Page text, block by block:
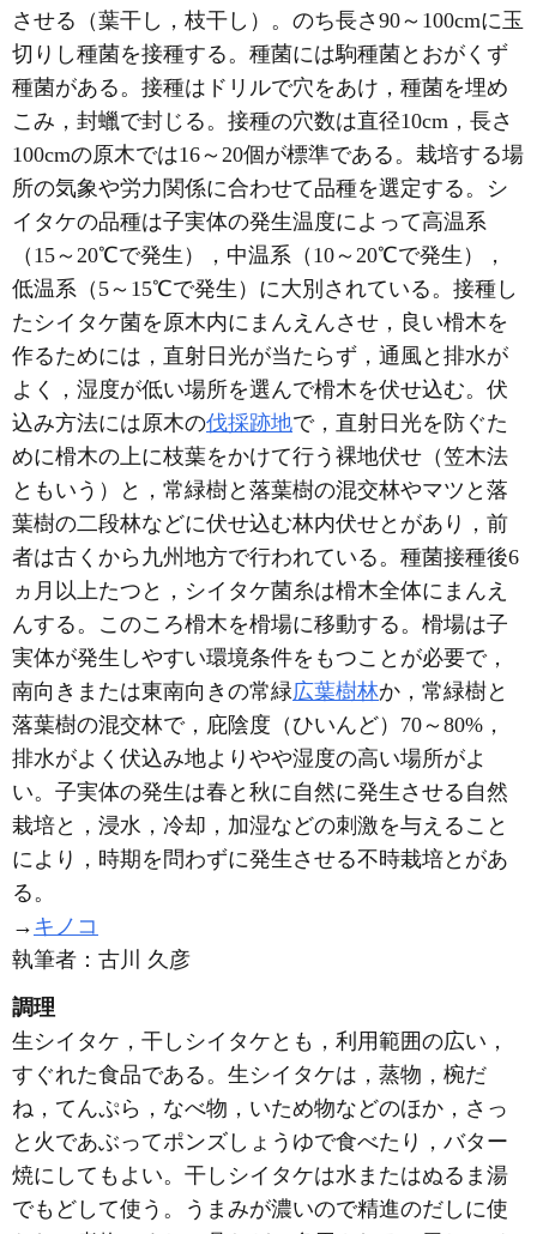
させる（葉干し，枝干し）。のち長さ90～100cmに玉
切りし種菌を接種する。種菌には駒種菌とおがくず
種菌がある。接種はドリルで穴をあけ，種菌を埋め
こみ，封蠟で封じる。接種の穴数は直径10cm，長さ
100cmの原木では16～20個が標準である。栽培する場
所の気象や労力関係に合わせて品種を選定する。シ
イタケの品種は子実体の発生温度によって高温系
（15～20℃で発生），中温系（10～20℃で発生），
低温系（5～15℃で発生）に大別されている。接種し
たシイタケ菌を原木内にまんえんさせ，良い榾木を
作るためには，直射日光が当たらず，通風と排水が
よく，湿度が低い場所を選んで榾木を伏せ込む。伏
込み方法には原木の伐採跡地で，直射日光を防ぐた
めに榾木の上に枝葉をかけて行う裸地伏せ（笠木法
ともいう）と，常緑樹と落葉樹の混交林やマツと落
葉樹の二段林などに伏せ込む林内伏せとがあり，前
者は古くから九州地方で行われている。種菌接種後6
ヵ月以上たつと，シイタケ菌糸は榾木全体にまんえ
んする。このころ榾木を榾場に移動する。榾場は子
実体が発生しやすい環境条件をもつことが必要で，
南向きまたは東南向きの常緑広葉樹林か，常緑樹と
落葉樹の混交林で，庇陰度（ひいんど）70～80%，
排水がよく伏込み地よりやや湿度の高い場所がよ
い。子実体の発生は春と秋に自然に発生させる自然
栽培と，浸水，冷却，加湿などの刺激を与えること
により，時期を問わずに発生させる不時栽培とがあ
る。
→ キノコ
執筆者： 古川 久彦
調理
生シイタケ，干しシイタケとも，利用範囲の広い，
すぐれた食品である。生シイタケは，蒸物，椀だ
ね，てんぷら，なべ物，いため物などのほか，さっ
と火であぶってポンズしょうゆで食べたり，バター
焼にしてもよい。干しシイタケは水またはぬるま湯
でもどして使う。うまみが濃いので精進のだしに使